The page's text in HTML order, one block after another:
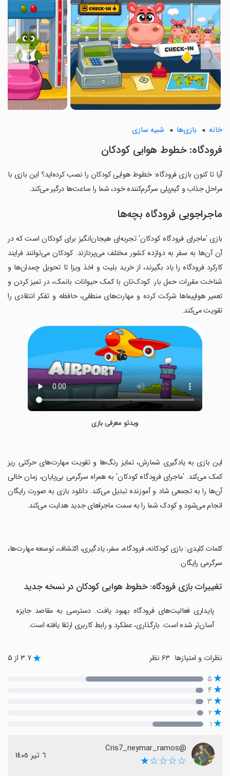
〈
〉
خانه بازی‌ها شبیه سازی
فرودگاه: خطوط هوایی کودکان
آیا تا کنون بازی فرودگاه: خطوط هوایی کودکان را نصب کرده‌اید؟ این بازی با
مراحل جذاب و گیم‌پلی سرگرم‌کننده خود، شما را ساعت‌ها درگیر می‌کند.
ماجراجویی فرودگاه بچه‌ها
بازی 'ماجرای فرودگاه کودکان' تجربه‌ای هیجان‌انگیز برای کودکان است که در
آن آن‌ها به سفر به دوازده کشور مختلف می‌پردازند. کودکان می‌توانند فرایند
کارکرد فرودگاه را یاد بگیرند، از خرید بلیت و اخذ ویزا تا تحویل چمدان‌ها و
شناخت مقررات حمل بار. کودک‌تان با کمک حیوانات بانمک، در تمیز کردن و
تعمیر هواپیماها شرکت کرده و مهارت‌های منطقی، حافظه و تفکر انتقادی را
تقویت می‌کند.
ویدئو معرفی بازی
‏این بازی به یادگیری شمارش، تمایز رنگ‌ها و تقویت مهارت‌های حرکتی ریز
کمک می‌کند. 'ماجرای فرودگاه کودکان' به همراه سرگرمی بی‌پایان، زمان خالی
آن‌ها را به تجمعی شاد و آموزنده تبدیل می‌کند. دانلود بازی به صورت رایگان
انجام می‌شود و کودک شما را به سمت ماجراهای جدید هدایت می‌کند.
‏کلمات کلیدی: بازی کودکانه، فرودگاه، سفر، یادگیری، اکتشاف، توسعه مهارت‌ها،
سرگرمی رایگان.
تغییرات بازی فرودگاه: خطوط هوایی کودکان در نسخه جدید
پایداری فعالیت‌های فرودگاه بهبود یافت. دسترسی به مقاصد جایزه
آسان‌تر شده است. بارگذاری، عملکرد و رابط کاربری ارتقا یافته است.
نظرات و امتیازها ۳.۷ از ۵
۵
۴
۳
۲
۱
@Cris7_neymar_ramos
☆☆☆☆★ ٦ تیر ١٤٠٥